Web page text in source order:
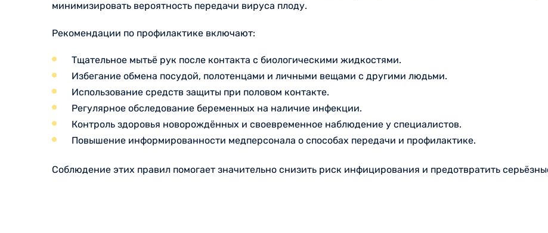
минимизировать вероятность передачи вируса плоду.
Рекомендации по профилактике включают:
Тщательное мытьё рук после контакта с биологическими жидкостями.
Избегание обмена посудой, полотенцами и личными вещами с другими людьми.
Использование средств защиты при половом контакте.
Регулярное обследование беременных на наличие инфекции.
Контроль здоровья новорождённых и своевременное наблюдение у специалистов.
Повышение информированности медперсонала о способах передачи и профилактике.
Соблюдение этих правил помогает значительно снизить риск инфицирования и предотвратить